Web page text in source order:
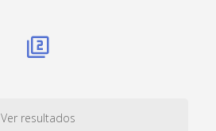
Ver resultados